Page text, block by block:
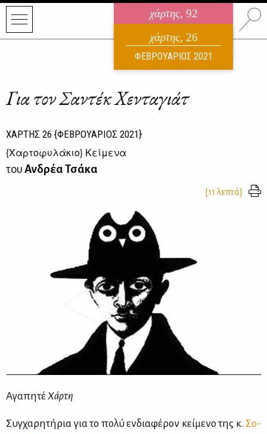
χάρτης, 92
ηλεκτρονικό περιοδικό
ΑΥΓΟΥΣΤΟΣ 2026
χάρτης, 26
ΦΕΒΡΟΥΑΡΙΟΣ 2021
Για τον Σαντέκ Χενταγιάτ
ΧΑΡΤΗΣ 26 {ΦΕΒΡΟΥΑΡΙΟΣ 2021}
{Χαρτοφυλάκιο} Κείμενα
τουΑνδρέα Τσάκα
{11 λεπτά}
Αγα­πη­τέ Χάρ­τη
Συγ­χα­ρη­τή­ρια για το πο­λύ εν­δια­φέ­ρον κεί­με­νο της κ. Σο­